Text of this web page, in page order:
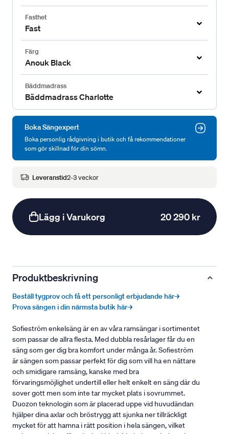
Fasthet
Fast
Färg
Anouk Black
Bäddmadrass
Bäddmadrass Charlotte
Boka Sängexpert
Boka personlig rådgivning i butik och få rekommendationer
som gör skillnad för din sömn.
Leveranstid2-3 veckor
Lägg i Varukorg 20 290 kr
Produktbeskrivning
Beställ tygprov och få ett personligt erbjudande här→
Prova sängen i din närmsta butik här→
Sofieström enkelsäng är en av våra ramsängar i sortimentet
som passar de allra flesta. Med dubbla resårlager får du en
säng som ger dig bra komfort under många år. Sofieström
är sängen som passar perfekt för dig som vill ha en nättare
och smidigare ramsäng, kanske med bra
förvaringsmöjlighet undertill eller helt enkelt en säng där du
sover gott men som inte tar mycket plats i sovrummet.
Duozon teknologin som är placerad uppe vid huvudändan
hjälper dina axlar och bröstrygg att sjunka ner tillräckligt
mycket för att hamna i rätt position i hela sängen, vilket